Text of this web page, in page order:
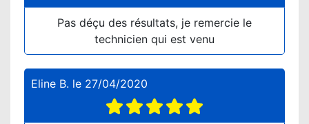
Pas déçu des résultats, je remercie le
technicien qui est venu
Eline B. le 27/04/2020